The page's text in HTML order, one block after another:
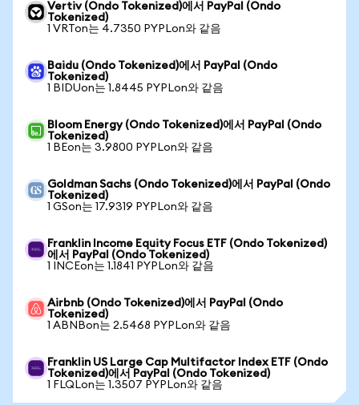
Vertiv (Ondo Tokenized)에서 PayPal (Ondo
Tokenized)
1 VRTon는 4.7350 PYPLon와 같음
Baidu (Ondo Tokenized)에서 PayPal (Ondo
Tokenized)
1 BIDUon는 1.8445 PYPLon와 같음
Bloom Energy (Ondo Tokenized)에서 PayPal (Ondo
Tokenized)
1 BEon는 3.9800 PYPLon와 같음
Goldman Sachs (Ondo Tokenized)에서 PayPal (Ondo
Tokenized)
1 GSon는 17.9319 PYPLon와 같음
Franklin Income Equity Focus ETF (Ondo Tokenized)
에서 PayPal (Ondo Tokenized)
1 INCEon는 1.1841 PYPLon와 같음
Airbnb (Ondo Tokenized)에서 PayPal (Ondo
Tokenized)
1 ABNBon는 2.5468 PYPLon와 같음
Franklin US Large Cap Multifactor Index ETF (Ondo
Tokenized)에서 PayPal (Ondo Tokenized)
1 FLQLon는 1.3507 PYPLon와 같음